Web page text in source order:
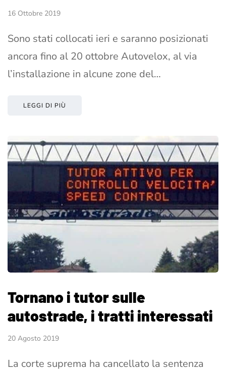
16 Ottobre 2019
Sono stati collocati ieri e saranno posizionati
ancora fino al 20 ottobre Autovelox, al via
l’installazione in alcune zone del…
LEGGI DI PIÙ
Tornano i tutor sulle
autostrade, i tratti interessati
20 Agosto 2019
La corte suprema ha cancellato la sentenza